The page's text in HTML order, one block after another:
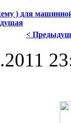
) для
<